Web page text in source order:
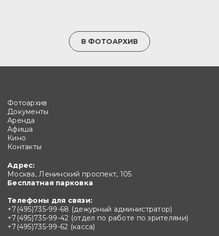
В ФОТОАРХИВ
Фотоархив
Документы
Аренда
Афиша
Кино
Контакты
Адрес:
Москва, Ленинский проспект, 105
Бесплатная парковка
Телефоны для связи:
+7(495)735-99-68 (дежурный администратор)
+7(495)735-99-42 (отдел по работе по зрителями)
+7(495)735-99-62 (касса)